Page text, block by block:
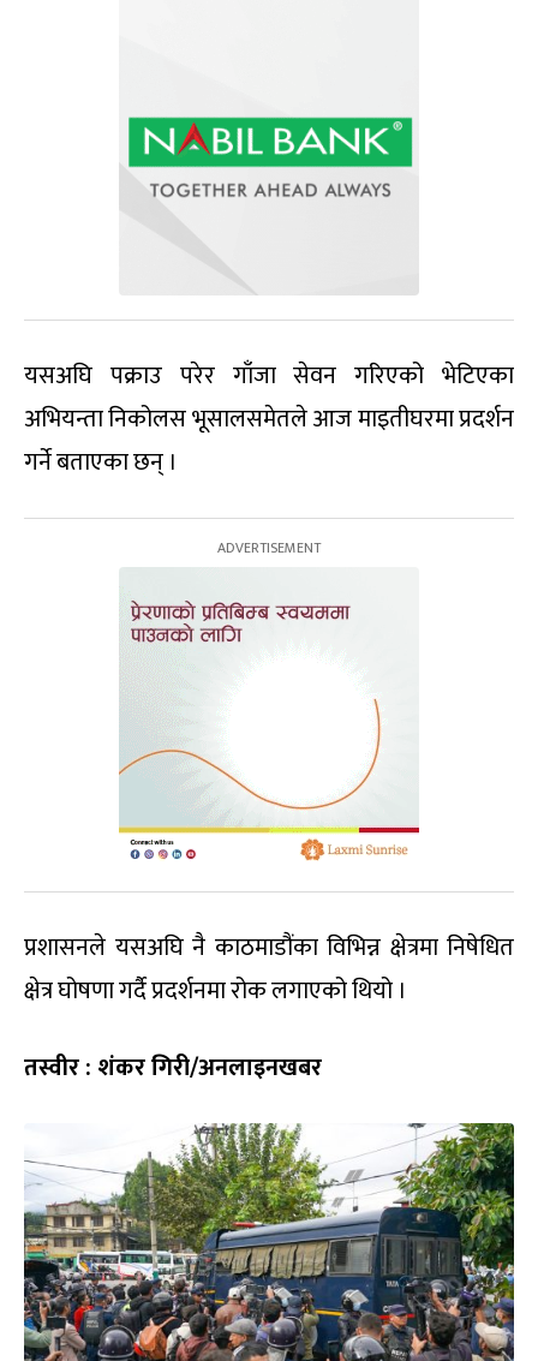
यसअघि पक्राउ परेर गाँजा सेवन गरिएको भेटिएका
अभियन्ता निकोलस भूसालसमेतले आज माइतीघरमा प्रदर्शन
गर्ने बताएका छन् ।
प्रशासनले यसअघि नै काठमाडौंका विभिन्न क्षेत्रमा निषेधित
क्षेत्र घोषणा गर्दै प्रदर्शनमा रोक लगाएको थियो ।
तस्वीर : शंकर गिरी/अनलाइनखबर